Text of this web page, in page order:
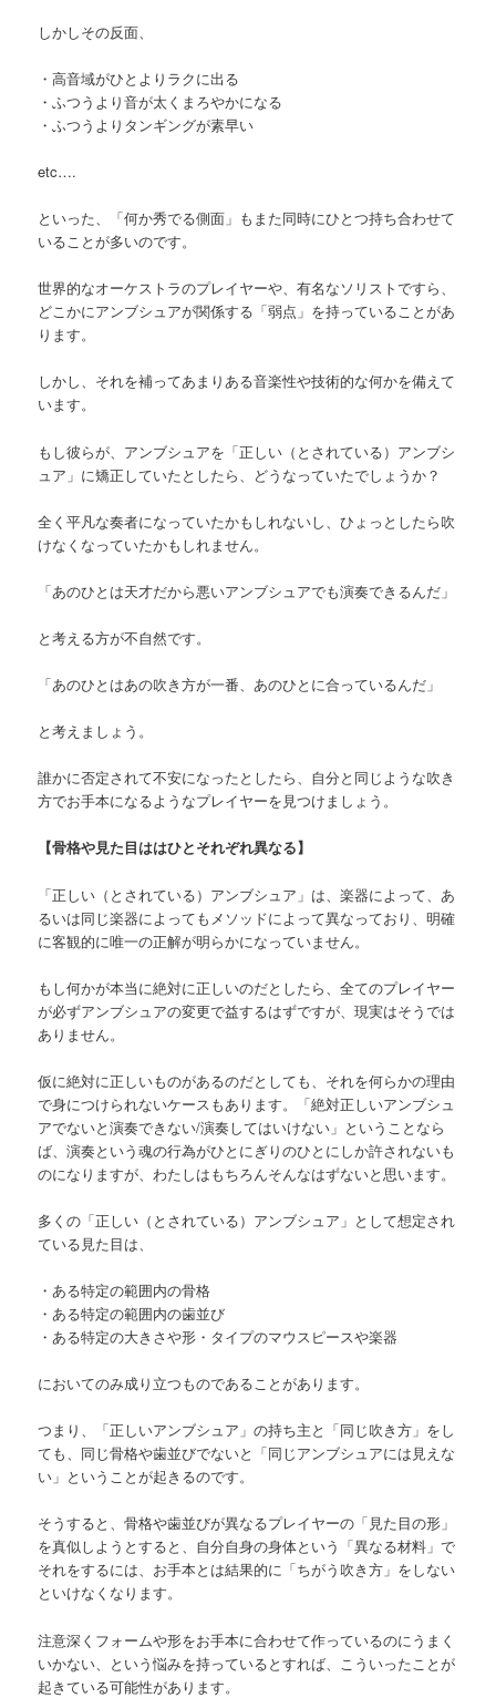
しかしその反面、
・高音域がひとよりラクに出る
・ふつうより音が太くまろやかになる
・ふつうよりタンギングが素早い
etc….
といった、「何か秀でる側面」もまた同時にひとつ持ち合わせて
いることが多いのです。
世界的なオーケストラのプレイヤーや、有名なソリストですら、
どこかにアンブシュアが関係する「弱点」を持っていることがあ
ります。
しかし、それを補ってあまりある音楽性や技術的な何かを備えて
います。
もし彼らが、アンブシュアを「正しい（とされている）アンブシ
ュア」に矯正していたとしたら、どうなっていたでしょうか？
全く平凡な奏者になっていたかもしれないし、ひょっとしたら吹
けなくなっていたかもしれません。
「あのひとは天才だから悪いアンブシュアでも演奏できるんだ」
と考える方が不自然です。
「あのひとはあの吹き方が一番、あのひとに合っているんだ」
と考えましょう。
誰かに否定されて不安になったとしたら、自分と同じような吹き
方でお手本になるようなプレイヤーを見つけましょう。
【骨格や見た目ははひとそれぞれ異なる】
「正しい（とされている）アンブシュア」は、楽器によって、あ
るいは同じ楽器によってもメソッドによって異なっており、明確
に客観的に唯一の正解が明らかになっていません。
もし何かが本当に絶対に正しいのだとしたら、全てのプレイヤー
が必ずアンブシュアの変更で益するはずですが、現実はそうでは
ありません。
仮に絶対に正しいものがあるのだとしても、それを何らかの理由
で身につけられないケースもあります。「絶対正しいアンブシュ
アでないと演奏できない/演奏してはいけない」ということなら
ば、演奏という魂の行為がひとにぎりのひとにしか許されないも
のになりますが、わたしはもちろんそんなはずないと思います。
多くの「正しい（とされている）アンブシュア」として想定され
ている見た目は、
・ある特定の範囲内の骨格
・ある特定の範囲内の歯並び
・ある特定の大きさや形・タイプのマウスピースや楽器
においてのみ成り立つものであることがあります。
つまり、「正しいアンブシュア」の持ち主と「同じ吹き方」をし
ても、同じ骨格や歯並びでないと「同じアンブシュアには見えな
い」ということが起きるのです。
そうすると、骨格や歯並びが異なるプレイヤーの「見た目の形」
を真似しようとすると、自分自身の身体という「異なる材料」で
それをするには、お手本とは結果的に「ちがう吹き方」をしない
といけなくなります。
注意深くフォームや形をお手本に合わせて作っているのにうまく
いかない、という悩みを持っているとすれば、こういったことが
起きている可能性があります。